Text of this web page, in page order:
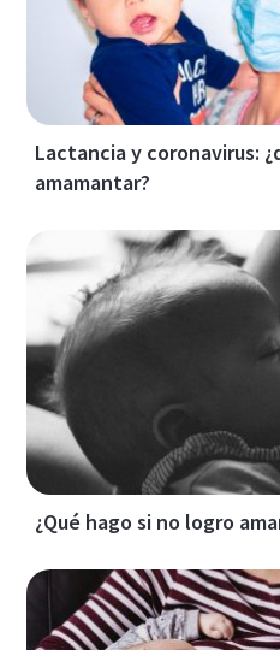
Lactancia y coronavirus:
amamantar?
¿Qué hago si no logro